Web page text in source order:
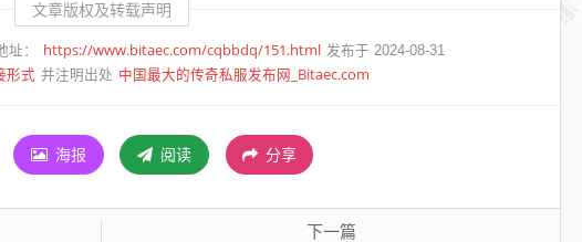
文章版权及转载声明
址： https://www.bitaec.com/cqbbdq/151.html 发布于 2024-08-31
形式 并注明出处 中国最大的传奇私服发布网_Bitaec.com
海报 阅读 分享
下一篇